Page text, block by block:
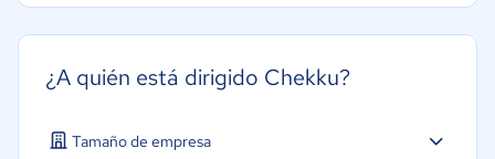
¿A quién está dirigido Chekku?
Tamaño de empresa